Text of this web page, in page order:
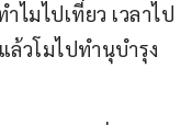
ำไมไปเที่ยว เวลาไป
วโมไปทำนุบำรุง